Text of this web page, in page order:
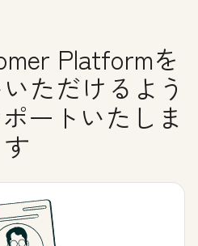
Platformを
ただけるよう
ートいたしま
す